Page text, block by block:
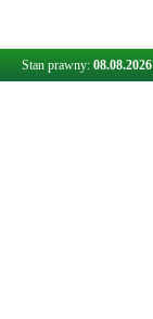
Stan prawny: 08.08.2026